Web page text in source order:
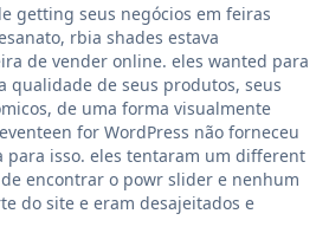
getting seus negócios em feiras
rbia shades estava
de vender online. eles wanted para
qualidade de seus produtos, seus
de uma forma visualmente
for WordPress não forneceu
para isso. eles tentaram um different
encontrar o powr slider e nenhum
do site e eram desajeitados e